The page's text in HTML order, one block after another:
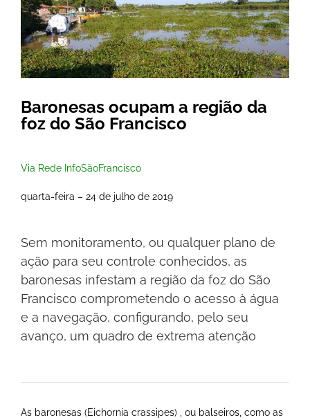
Baronesas ocupam a região da
foz do São Francisco
Via Rede InfoSãoFrancisco
quarta-feira – 24 de julho de 2019
Sem monitoramento, ou qualquer plano de
ação para seu controle conhecidos, as
baronesas infestam a região da foz do São
Francisco comprometendo o acesso à água
e a navegação, configurando, pelo seu
avanço, um quadro de extrema atenção
As baronesas (Eichornia crassipes) , ou balseiros, como as